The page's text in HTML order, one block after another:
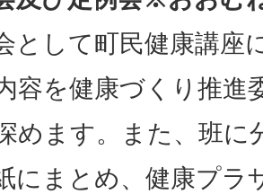
として町民健康講座
容を健康づくり推進
めます。また、班に
にまとめ、健康プラ